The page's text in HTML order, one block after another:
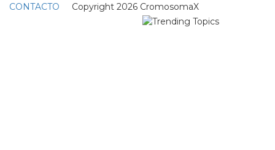
CONTACTO Copyright 2026 CromosomaX